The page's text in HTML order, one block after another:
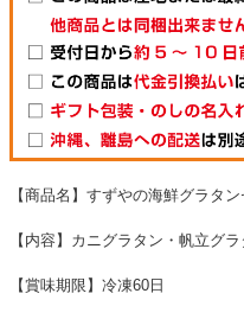
【商品名】すずやの海鮮グラタン
【内容】カニグラタン・帆立グ
【賞味期限】冷凍60日